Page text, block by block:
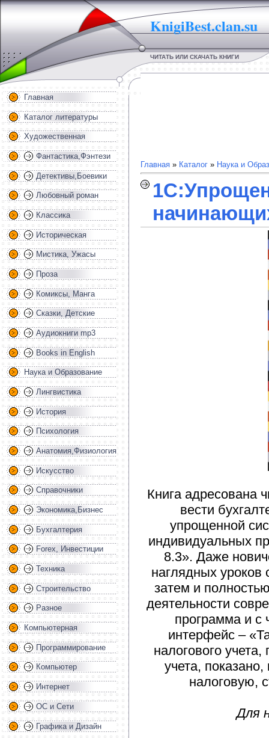
KnigiBest.clan.su
ЧИТАТЬ ИЛИ СКАЧАТЬ КНИГИ
Главная
Каталог литературы
Художественная
Фантастика,Фэнтези
Детективы,Боевики
Любовный роман
Классика
Историческая
Мистика, Ужасы
Проза
Комиксы, Манга
Сказки, Детские
Аудиокниги mp3
Books in English
Наука и Образование
Лингвистика
История
Психология
Анатомия,Физиология
Искусство
Справочники
Экономика,Бизнес
Бухгалтерия
Forex, Инвестиции
Техника
Строительство
Разное
Компьютерная
Программирование
Компьютер
Интернет
ОС и Сети
Графика и Дизайн
Главная » Каталог » Наука и
Книга адресована
вести
упрощенной
индивидуальных
8.3». Даже
наглядных уроков
затем и
деятельности
программа и с
интерфейс –
налогового
учета,
налоговую,
Для